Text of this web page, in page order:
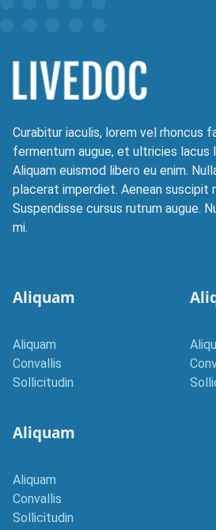
Curabitur iaculis, lorem vel rhoncus
fermentum augue, et ultricies lacus
Aliquam euismod libero eu enim.
placerat imperdiet. Aenean suscipit
Suspendisse cursus rutrum augue.
mi.
Aliquam
Aliquam
Convallis
Sollicitudin
Aliquam
Aliquam
Convallis
Sollicitudin